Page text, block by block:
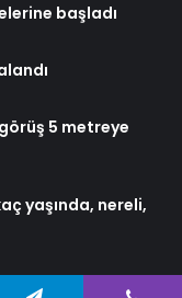
başladı
5 metreye
yaşında, nereli,